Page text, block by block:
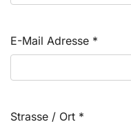
E-Mail Adresse *
Strasse / Ort *